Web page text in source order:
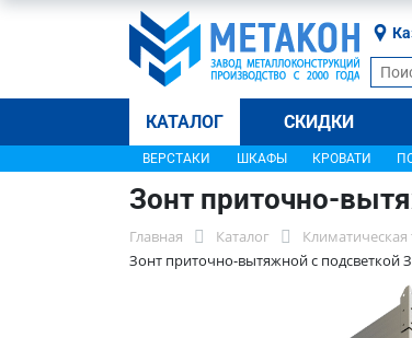
КАТАЛОГ СКИДКИ
ВЕРСТАКИ ШКАФЫ КРОВАТИ
Зонт приточно-
Главная Каталог Климатическая
Зонт приточно-вытяжной с подсветкой